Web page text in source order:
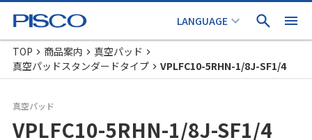
TOP 商品案内
真空パッド
真空パッドスタンダードタイプ
VPLFC10-5RHN-1/8J-SF1/4
真空パッド
VPLFC10-5RHN-1/8J-SF1/4